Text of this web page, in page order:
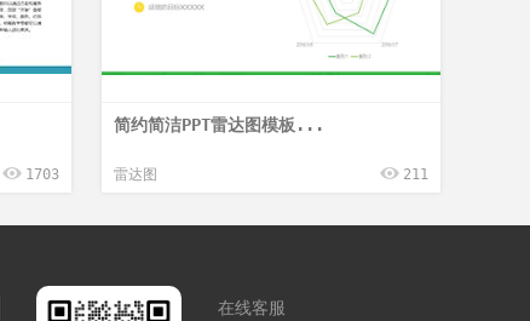
1703
简约简洁PPT雷达图模板...
雷达图 211
在线客服